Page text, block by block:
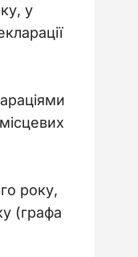
у
року,
(графа